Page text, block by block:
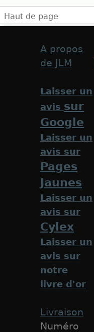
Haut de page
A propos
de JLM
Laisser un
avis sur
Google
Laisser un
avis sur
Pages
Jaunes
Laisser un
avis sur
Cylex
Laisser un
avis sur
notre
livre d'or
Livraison
Numéro